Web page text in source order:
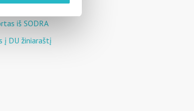
Buhalteriui
iš SODRA
į DU žiniaraštį